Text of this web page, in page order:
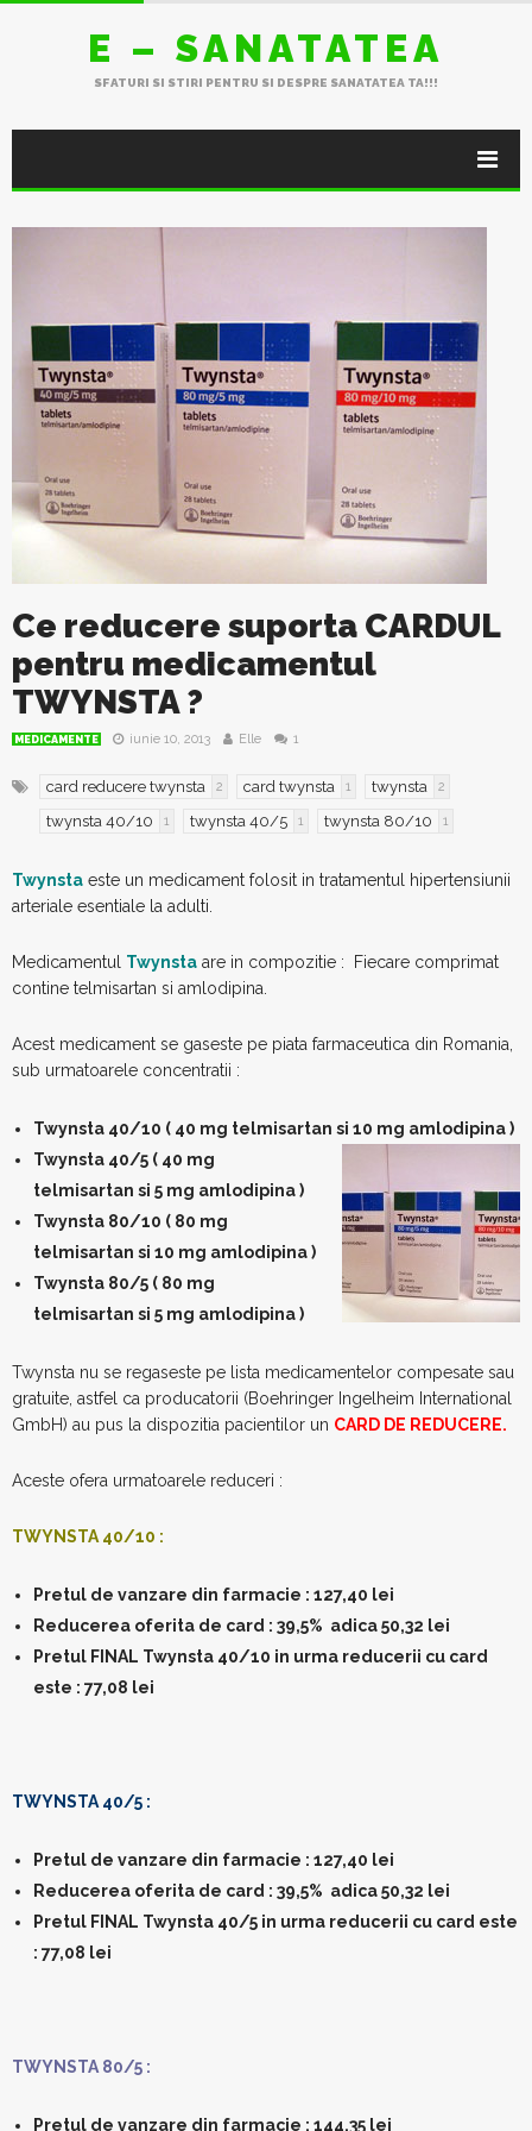
E – SANATATEA
SFATURI SI STIRI PENTRU SI DESPRE SANATATEA TA!!!
Ce reducere suporta CARDUL
pentru medicamentul
TWYNSTA ?
MEDICAMENTE iunie 10, 2013 Elle 1
card reducere twynsta 2 card twynsta 1 twynsta 2
twynsta 40/10 1 twynsta 40/5 1 twynsta 80/10 1
Twynsta este un medicament folosit in tratamentul hipertensiunii
arteriale esentiale la adulti.
Medicamentul Twynsta are in compozitie : Fiecare comprimat
contine telmisartan si amlodipina.
Acest medicament se gaseste pe piata farmaceutica din Romania,
sub urmatoarele concentratii :
Twynsta 40/10 ( 40 mg telmisartan si 10 mg amlodipina )
Twynsta 40/5 ( 40 mg
telmisartan si 5 mg amlodipina )
Twynsta 80/10 ( 80 mg
telmisartan si 10 mg amlodipina )
Twynsta 80/5 ( 80 mg
telmisartan si 5 mg amlodipina )
Twynsta nu se regaseste pe lista medicamentelor compesate sau
gratuite, astfel ca producatorii (Boehringer Ingelheim International
GmbH) au pus la dispozitia pacientilor un CARD DE REDUCERE.
Aceste ofera urmatoarele reduceri :
TWYNSTA 40/10 :
Pretul de vanzare din farmacie : 127,40 lei
Reducerea oferita de card : 39,5% adica 50,32 lei
Pretul FINAL Twynsta 40/10 in urma reducerii cu card
este : 77,08 lei
TWYNSTA 40/5 :
Pretul de vanzare din farmacie : 127,40 lei
Reducerea oferita de card : 39,5% adica 50,32 lei
Pretul FINAL Twynsta 40/5 in urma reducerii cu card este
: 77,08 lei
TWYNSTA 80/5 :
Pretul de vanzare din farmacie : 144,35 lei